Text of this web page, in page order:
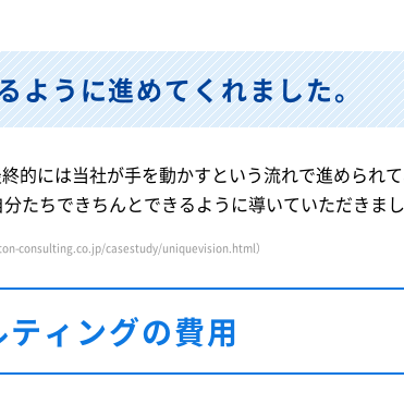
ように進めてくれました。
的には当社が手を動かすという流れで進められ
たちできちんとできるように導いていただきまし
consulting.co.jp/casestudy/uniquevision.html）
ィングの費用